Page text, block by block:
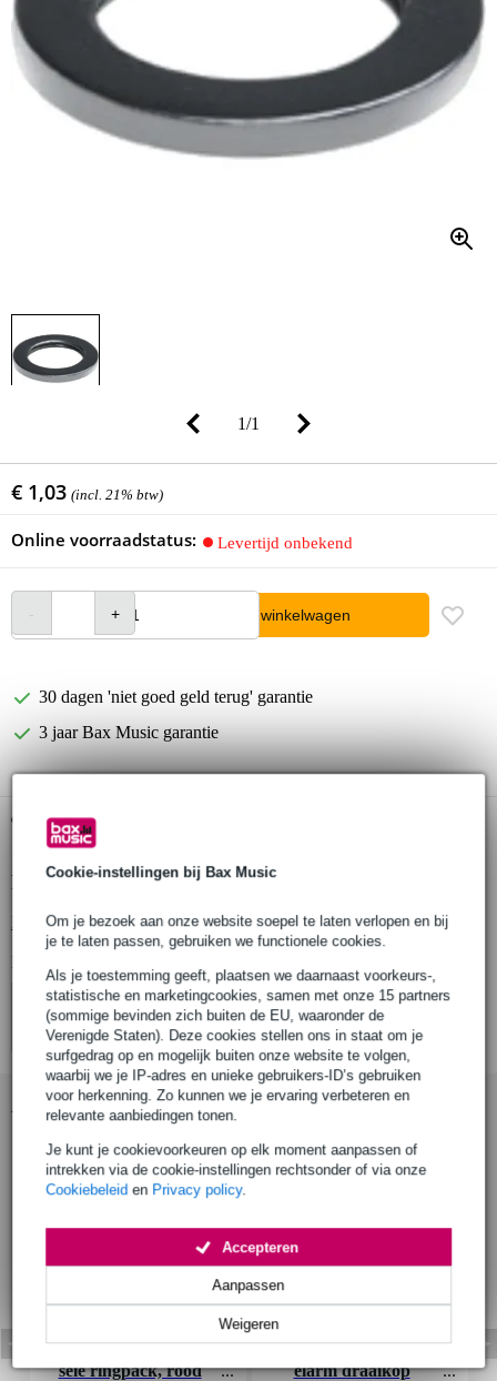
Cookie-instellingen bij Bax Music
Om je bezoek aan onze website soepel te laten verlopen en bij
je te laten passen, gebruiken we functionele cookies.
Als je toestemming geeft, plaatsen we daarnaast voorkeurs-,
statistische en marketingcookies, samen met onze 15 partners
(sommige bevinden zich buiten de EU, waaronder de
Verenigde Staten). Deze cookies stellen ons in staat om je
surfgedrag op en mogelijk buiten onze website te volgen,
waarbij we je IP-adres en unieke gebruikers-ID’s gebruiken
voor herkenning. Zo kunnen we je ervaring verbeteren en
relevante aanbiedingen tonen.
Je kunt je cookievoorkeuren op elk moment aanpassen of
intrekken via de cookie-instellingen rechtsonder of via onze
Cookiebeleid en Privacy policy.
Weigeren
Aanpassen
Accepteren
1/1
€ 1,03 (incl. 21% btw)
Online voorraadstatus: Levertijd onbekend
In winkelwagen
30 dagen 'niet goed geld terug' garantie
3 jaar Bax Music garantie
Gratis ophalen in de winkel
Productinformatie
Bekijk alle productspecificaties
Accessoires (25)
Gravity RP 5555 univer
sele ringpack, rood
Gravity XSP 1012 heng
elarm draaikop